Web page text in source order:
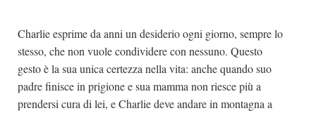
Charlie esprime da anni un desiderio ogni giorno, sempre lo
stesso, che non vuole condividere con nessuno. Questo
gesto è la sua unica certezza nella vita: anche quando suo
padre finisce in prigione e sua mamma non riesce più a
prendersi cura di lei, e Charlie deve andare in montagna a